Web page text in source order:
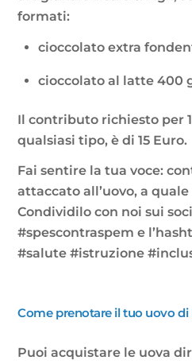
formati:
cioccolato extra
cioccolato al latte 400
Il contributo richiesto per
qualsiasi tipo, è di 15 Euro.
Fai sentire la tua voce:
attaccato all’uovo, a
Condividilo con noi sui
#spescontraspem e
#salute #istruzione
Come prenotare il tuo uovo di
Puoi acquistare le uova